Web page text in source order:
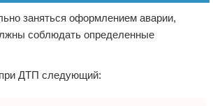
заняться оформлением аварии,
соблюдать определенные
ДТП следующий: